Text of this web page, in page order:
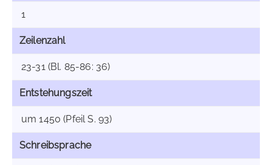
1
Zeilenzahl
23-31 (Bl. 85-86: 36)
Entstehungszeit
um 1450 (Pfeil S. 93)
Schreibsprache